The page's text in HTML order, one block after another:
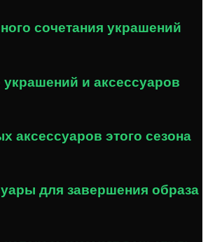
сочетания украшений
и аксессуаров
аксессуаров этого сезона
для завершения образа